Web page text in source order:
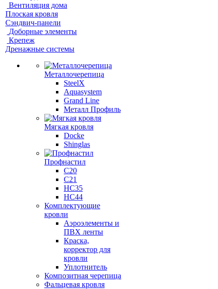
Вентиляция дома
Плоская кровля
Сэндвич-панели
Доборные элементы
Крепеж
Дренажные системы
Металлочерепица
SteelX
Aquasystem
Grand Line
Металл Профиль
Мягкая кровля
Docke
Shinglas
Профнастил
C20
C21
НС35
НС44
Комплектующие
кровли
Аэроэлементы и
ПВХ ленты
Краска,
корректор для
кровли
Уплотнитель
Композитная черепица
Фальцевая кровля